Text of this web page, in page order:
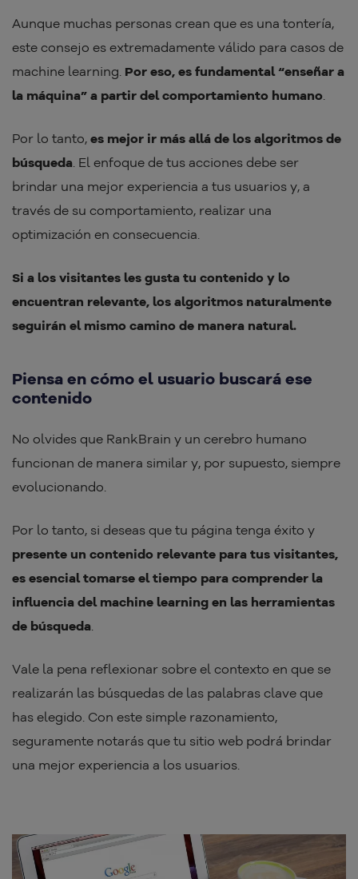
Aunque muchas personas crean que es una tontería,
este consejo es extremadamente válido para casos de
machine learning. Por eso, es fundamental “enseñar a
la máquina” a partir del comportamiento humano
Por lo tanto, es mejor ir más allá de los algoritmos de
búsqueda . El enfoque de tus acciones debe ser
brindar una mejor experiencia a tus usuarios y, a
través de su comportamiento, realizar una
optimización en consecuencia.
Si a los visitantes les gusta tu contenido y lo
encuentran relevante, los algoritmos naturalmente
seguirán el mismo camino de manera natural.
Piensa en cómo el usuario buscará ese
contenido
No olvides que RankBrain y un cerebro humano
funcionan de manera similar y, por supuesto, siempre
evolucionando.
Por lo tanto, si deseas que tu página tenga éxito y
presente un contenido relevante para tus visitantes,
es esencial tomarse el tiempo para comprender la
influencia del machine learning en las herramientas
de búsqueda
Vale la pena reflexionar sobre el contexto en que se
realizarán las búsquedas de las palabras clave que
has elegido. Con este simple razonamiento,
seguramente notarás que tu sitio web podrá brindar
una mejor experiencia a los usuarios.